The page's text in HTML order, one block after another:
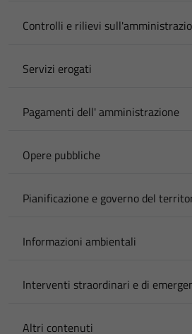
Controlli e rilievi
Servizi erogati
Pagamenti dell' amministrazione
Opere pubbliche
Pianificazione e governo del
Informazioni ambientali
Interventi straordinari e di
Altri contenuti